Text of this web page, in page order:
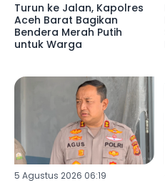
Turun ke Jalan, Kapolres
Aceh Barat Bagikan
Bendera Merah Putih
untuk Warga
5 Agustus 2026 06:19